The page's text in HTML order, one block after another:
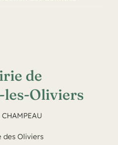
de
Oliviers
des Oliviers